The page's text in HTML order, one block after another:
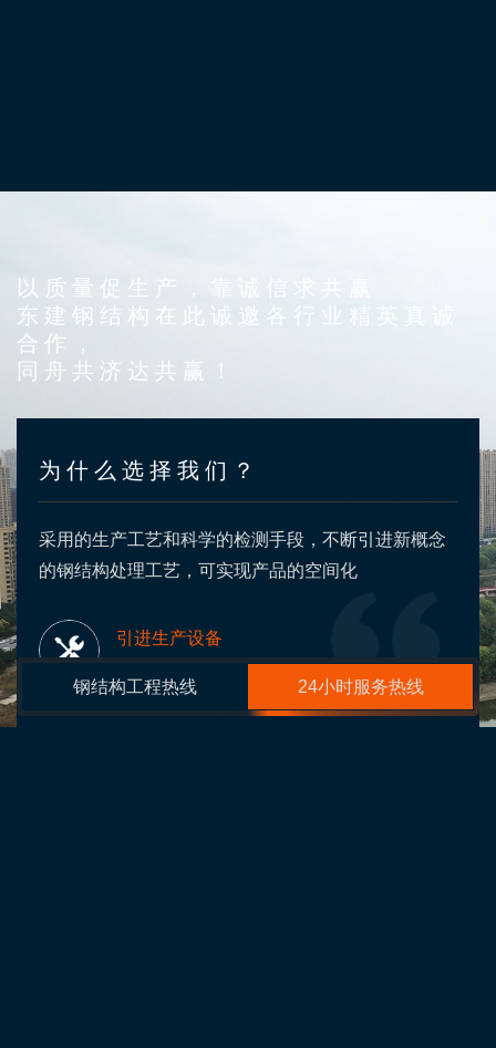
以质量促生产，靠诚信求共赢
东建钢结构在此诚邀各行业精英真诚
合作，
同舟共济达共赢！
为什么选择我们？
采用的生产工艺和科学的检测手段，不断引进新概念
的钢结构处理工艺，可实现产品的空间化
引进生产设备
Advanced production equipment
钢结构工程热线 24小时服务热线